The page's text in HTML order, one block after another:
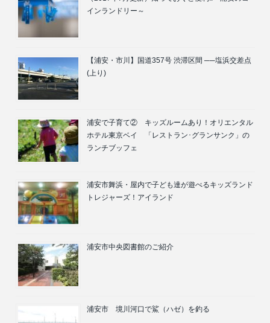
インランドリー～
【浦安・市川】国道357号 渋滞区間 ──塩浜交差点
(上り)
浦安で子育て② キッズルームあり！オリエンタル
ホテル東京ベイ 「レストラン･グランサンク」の
ランチブッフェ
浦安市舞浜・屋内で子ども達が遊べるキッズランド
トレジャーズ！アイランド
浦安市中央図書館のご紹介
浦安市 境川河口で鯊（ハゼ）を釣る